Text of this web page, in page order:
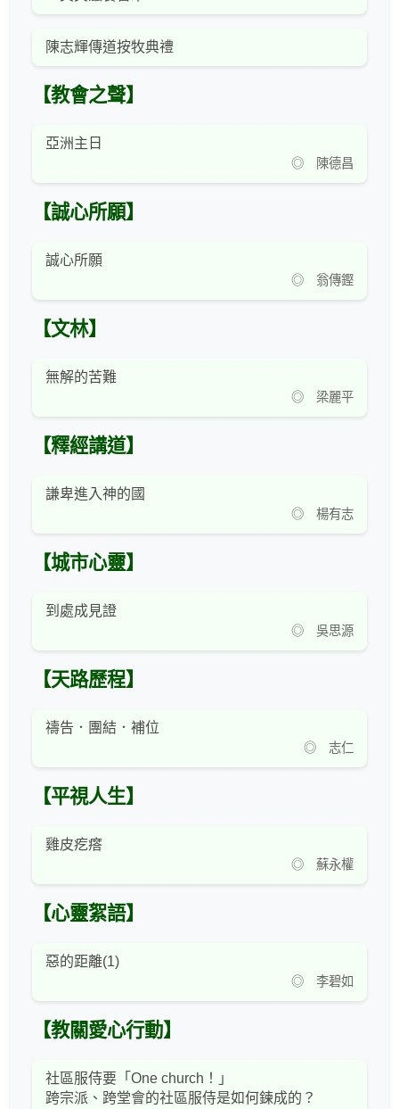
陳志輝傳道按牧典禮
【教會之聲】
亞洲主日
◎ 陳德昌
【誠心所願】
誠心所願
◎ 翁傳鏗
【文林】
無解的苦難
◎ 梁麗平
【釋經講道】
謙卑進入神的國
◎ 楊有志
【城市心靈】
到處成見證
◎ 吳思源
【天路歷程】
禱告．團結．補位
◎ 志仁
【平視人生】
雞皮疙瘩
◎ 蘇永權
【心靈絮語】
惡的距離(1)
◎ 李碧如
【教關愛心行動】
社區服侍要「One church！」
跨宗派、跨堂會的社區服侍是如何鍊成的？